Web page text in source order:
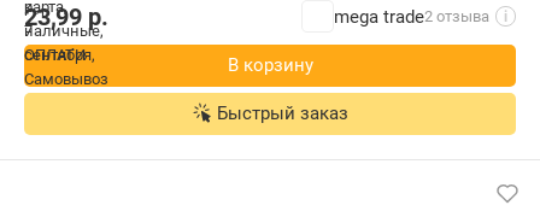
23,99 р. mega trade2 отзыва i
В корзину
Быстрый заказ